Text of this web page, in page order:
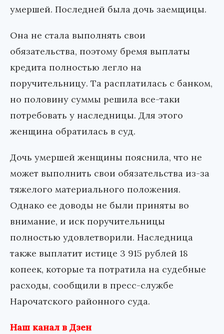
умершей. Последней была дочь заемщицы.
Она не стала выполнять свои
обязательства, поэтому бремя выплаты
кредита полностью легло на
поручительницу. Та расплатилась с банком,
но половину суммы решила все-таки
потребовать у наследницы. Для этого
женщина обратилась в суд.
Дочь умершей женщины пояснила, что не
может выполнить свои обязательства из-за
тяжелого материального положения.
Однако ее доводы не были приняты во
внимание, и иск поручительницы
полностью удовлетворили. Наследница
также выплатит истице 3 915 рублей 18
копеек, которые та потратила на судебные
расходы, сообщили в пресс-службе
Нарочатского районного суда.
Наш канал в Дзен